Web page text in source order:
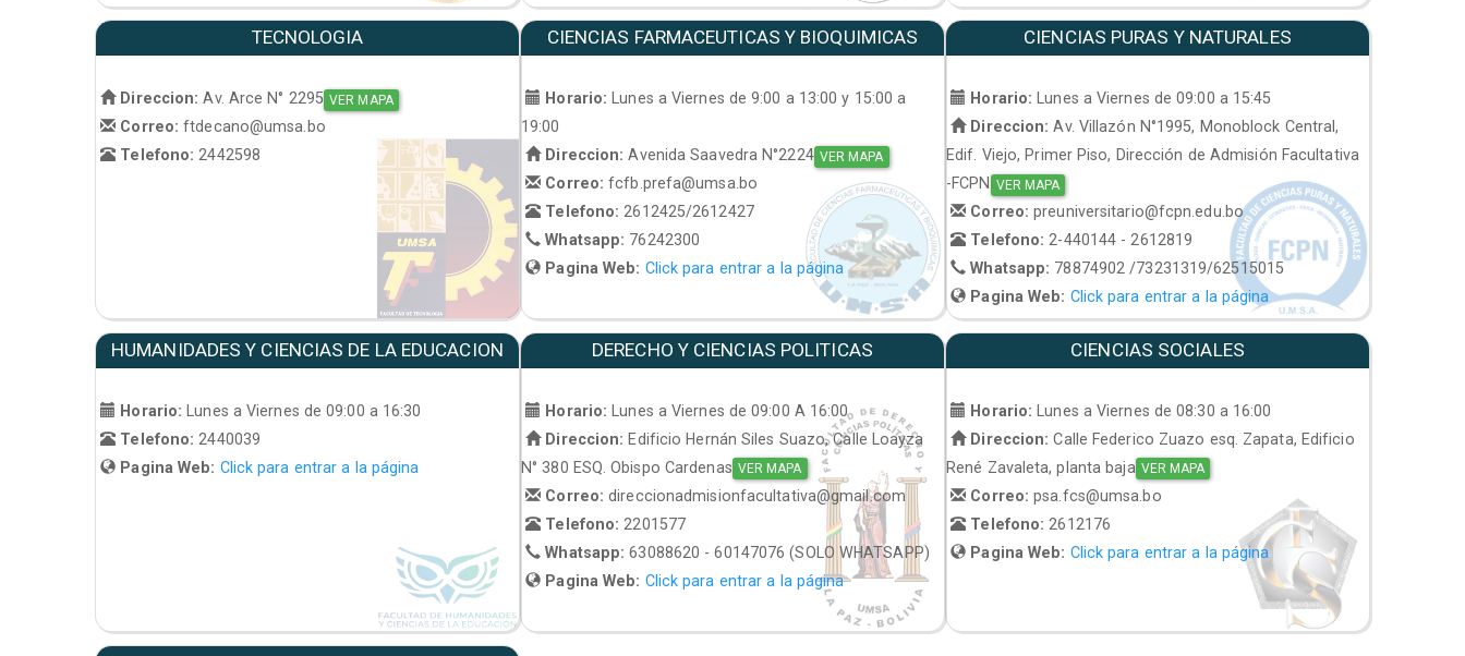
TECNOLOGIA
Direccion: Av. Arce N° 2295 VER MAPA
Correo:ftdecano@umsa.bo
Telefono:2442598
CIENCIAS FARMACEUTICAS Y BIOQUIMICAS
Horario: Lunes a Viernes de 9:00 a 13:00 y 15:00 a
19:00
Direccion: Avenida Saavedra N°2224 VER MAPA
Correo:fcfb.prefa@umsa.bo
Telefono:2612425/2612427
Whatsapp: 76242300
Pagina Web: Click para entrar a la página
CIENCIAS PURAS Y NATURALES
Horario: Lunes a Viernes de 09:00 a 15:45
Direccion: Av. Villazón N°1995, Monoblock Central,
Edif. Viejo, Primer Piso, Dirección de Admisión Facultativa
-FCPN VER MAPA
Correo:preuniversitario@fcpn.edu.bo
Telefono:2-440144 - 2612819
Whatsapp: 78874902 /73231319/62515015
Pagina Web: Click para entrar a la página
HUMANIDADES Y CIENCIAS DE LA EDUCACION
Horario:
Lunes a Viernes de 09:00 a 16:30
Telefono: 2440039
Pagina Web: Click para entrar a la página
DERECHO Y CIENCIAS POLITICAS
Horario:
Lunes a Viernes de 09:00 A 16:00
Direccion: Edificio Hernán Siles Suazo, Calle Loayza
N° 380 ESQ. Obispo Cardenas VER MAPA
Correo:direccionadmisionfacultativa@gmail.com
Telefono: 2201577
Whatsapp:63088620 - 60147076 (SOLO WHATSAPP)
Pagina Web: Click para entrar a la página
CIENCIAS SOCIALES
Horario:
Lunes a Viernes de 08:30 a 16:00
Direccion: Calle Federico Zuazo esq. Zapata, Edificio
René Zavaleta, planta baja VER MAPA
Correo:psa.fcs@umsa.bo
Telefono: 2612176
Pagina Web: Click para entrar a la página